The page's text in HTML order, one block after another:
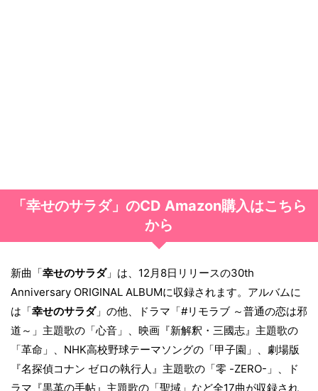
「幸せのサラダ」のCD Amazon購入はこちら
から
新曲「幸せのサラダ」は、12月8日リリースの30th
Anniversary ORIGINAL ALBUMに収録されます。アルバムに
は「幸せのサラダ」の他、ドラマ「#リモラブ ～普通の恋は邪
道～」主題歌の「心音」、映画『新解釈・三國志』主題歌の
「革命」、NHK高校野球テーマソングの「甲子園」、劇場版
『名探偵コナン ゼロの執行人』主題歌の「零 -ZERO-」、ド
ラマ『黒革の手帖』主題歌の「聖域」など全17曲が収録され